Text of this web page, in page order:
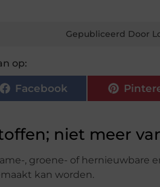
Gepubliceerd Door
op:
Facebook
niet meer
, groene- of hernieuwbare
kan worden.